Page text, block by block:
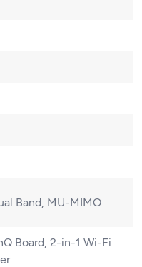
Band, MU-MIMO
Board, 2-in-1 Wi-Fi